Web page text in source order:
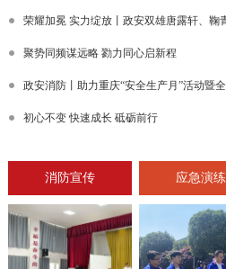
聚势同频谋远略 勠力同心启新程
初心不变 快速成长 砥砺前行
消防宣传 应急演练